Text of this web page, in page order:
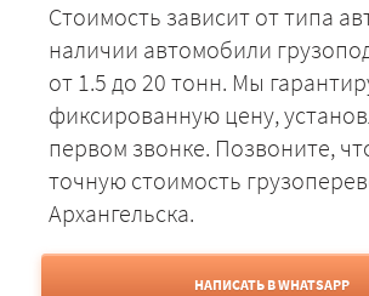
Стоимость зависит от типа
наличии автомобили
от 1.5 до 20 тонн. Мы
фиксированную цену,
первом звонке. Позвоните,
точную стоимость
Архангельска.
НАПИСАТЬ В WHATSAPP